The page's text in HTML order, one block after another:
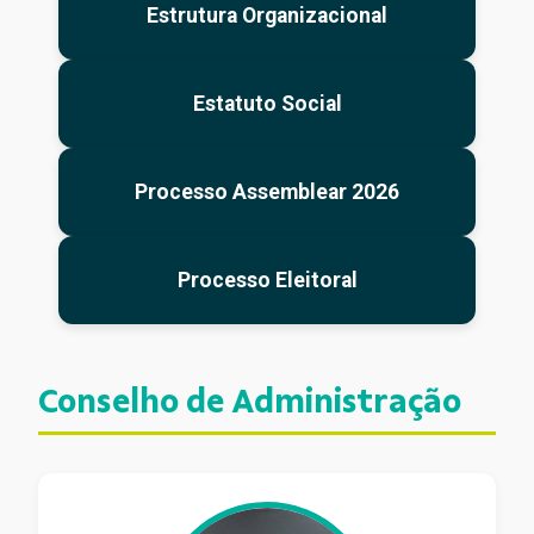
Estrutura Organizacional
Estatuto Social
Processo Assemblear 2026
Processo Eleitoral
Conselho de Administração